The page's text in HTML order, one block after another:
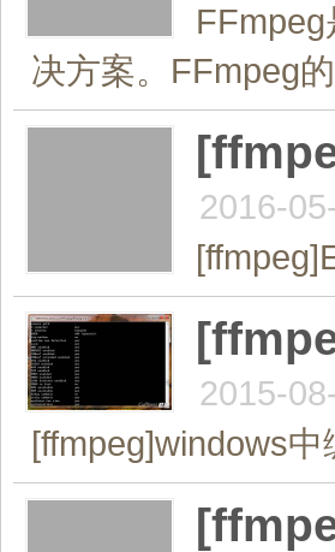
决方案。FFmpeg
2016-
2015-
[ffmpeg]windows